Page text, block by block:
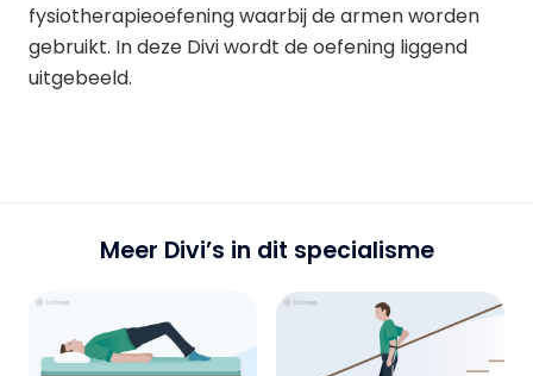
fysiotherapieoefening waarbij de armen worden
gebruikt. In deze Divi wordt de oefening liggend
uitgebeeld.
Meer Divi’s in dit specialisme